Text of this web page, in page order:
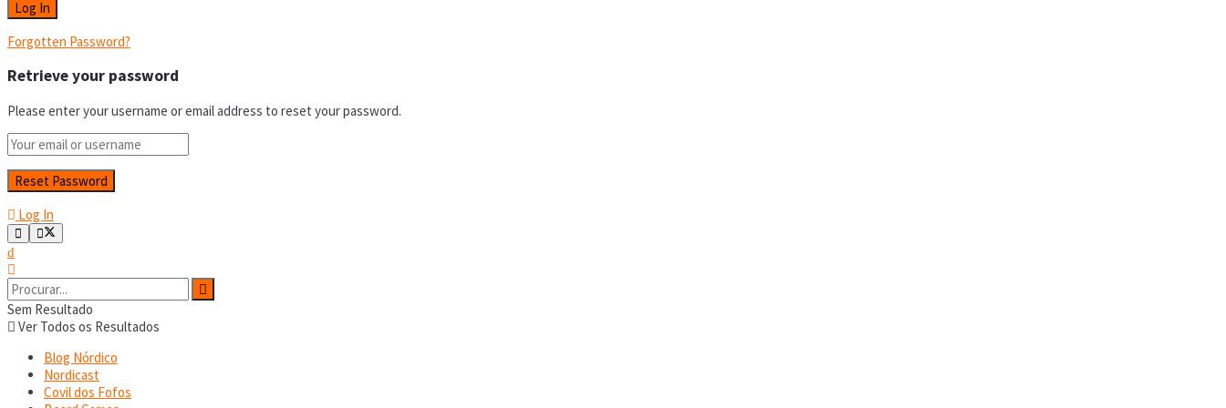
Forgotten Password?
Retrieve your password
Please enter your username or email address to reset your password.
Log In
Sem Resultado
Ver Todos os Resultados
Blog Nórdico
Nordicast
Covil dos Fofos